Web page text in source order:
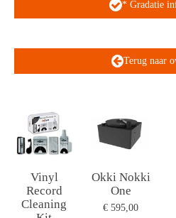
* Gradatie
Terug naar
Vinyl
Record
Cleaning
Okki Nokki
One
€ 595,00